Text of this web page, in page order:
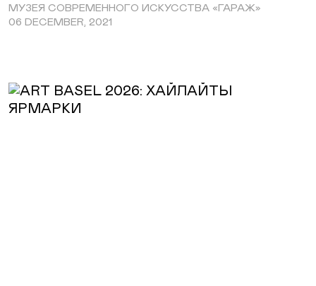
МУЗЕЯ СОВРЕМЕННОГО ИСКУССТВА «ГАРАЖ»
06 DECEMBER, 2021